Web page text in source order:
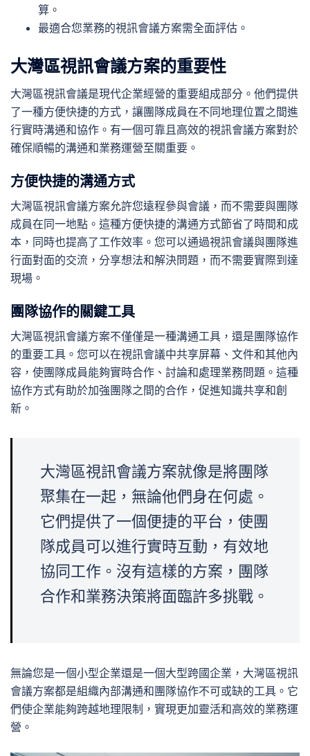
算。
最適合您業務的視訊會議方案需全面評估。
大灣區視訊會議方案的重要性
大灣區視訊會議是現代企業經營的重要組成部分。他們提供
了一種方便快捷的方式，讓團隊成員在不同地理位置之間進
行實時溝通和協作。有一個可靠且高效的視訊會議方案對於
確保順暢的溝通和業務運營至關重要。
方便快捷的溝通方式
大灣區視訊會議方案允許您遠程參與會議，而不需要與團隊
成員在同一地點。這種方便快捷的溝通方式節省了時間和成
本，同時也提高了工作效率。您可以通過視訊會議與團隊進
行面對面的交流，分享想法和解決問題，而不需要實際到達
現場。
團隊協作的關鍵工具
大灣區視訊會議方案不僅僅是一種溝通工具，還是團隊協作
的重要工具。您可以在視訊會議中共享屏幕、文件和其他內
容，使團隊成員能夠實時合作、討論和處理業務問題。這種
協作方式有助於加強團隊之間的合作，促進知識共享和創
新。
大灣區視訊會議方案就像是將團隊
聚集在一起，無論他們身在何處。
它們提供了一個便捷的平台，使團
隊成員可以進行實時互動，有效地
協同工作。沒有這樣的方案，團隊
合作和業務決策將面臨許多挑戰。
無論您是一個小型企業還是一個大型跨國企業，大灣區視訊
會議方案都是組織內部溝通和團隊協作不可或缺的工具。它
們使企業能夠跨越地理限制，實現更加靈活和高效的業務運
營。